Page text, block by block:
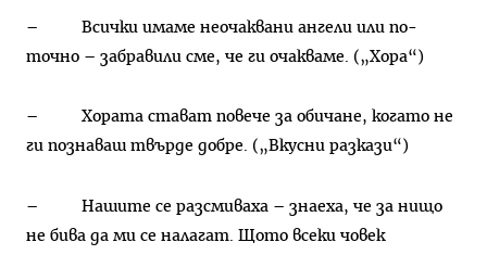
– Всички имаме неочаквани ангели или по-
точно – забравили сме, че ги очакваме. („Хора“)
– Хората стават повече за обичане, когато не
ги познаваш твърде добре. („Вкусни разкази“)
– Нашите се разсмиваха – знаеха, че за нищо
не бива да ми се налагат. Щото всеки човек